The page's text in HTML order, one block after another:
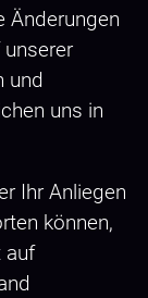
Änderungen
und
uns in
Ihr Anliegen
können,
auf